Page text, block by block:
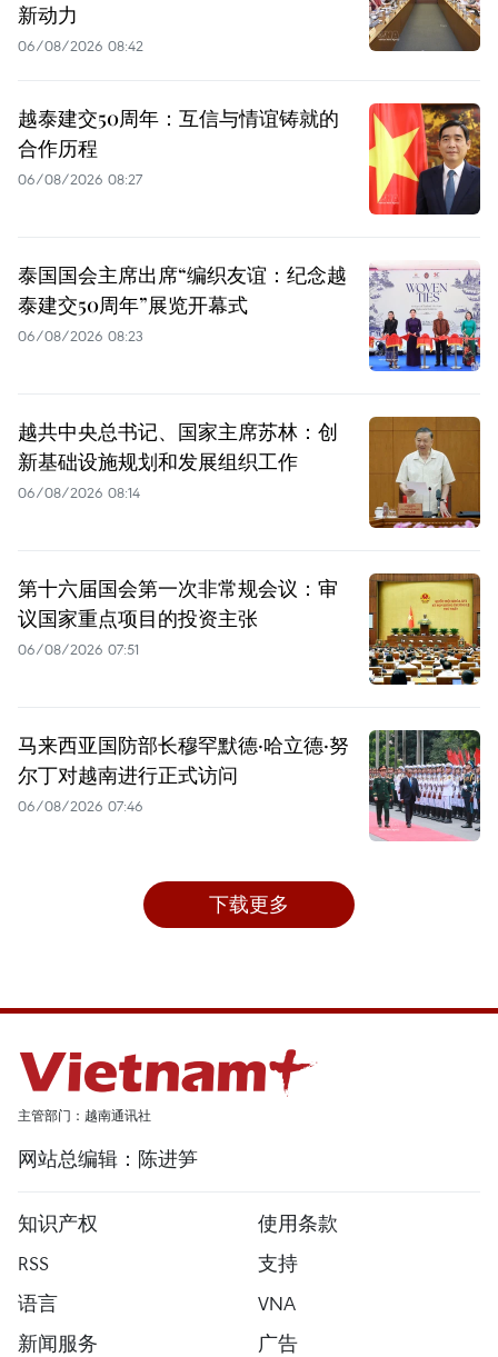
新动力
06/08/2026 08:42
越泰建交50周年：互信与情谊铸就的
合作历程
06/08/2026 08:27
泰国国会主席出席“编织友谊：纪念越
泰建交50周年”展览开幕式
06/08/2026 08:23
越共中央总书记、国家主席苏林：创
新基础设施规划和发展组织工作
06/08/2026 08:14
第十六届国会第一次非常规会议：审
议国家重点项目的投资主张
06/08/2026 07:51
马来西亚国防部长穆罕默德·哈立德·努
尔丁对越南进行正式访问
06/08/2026 07:46
下载更多
主管部门：越南通讯社
网站总编辑：陈进笋
知识产权
使用条款
RSS
支持
语言
VNA
新闻服务
广告